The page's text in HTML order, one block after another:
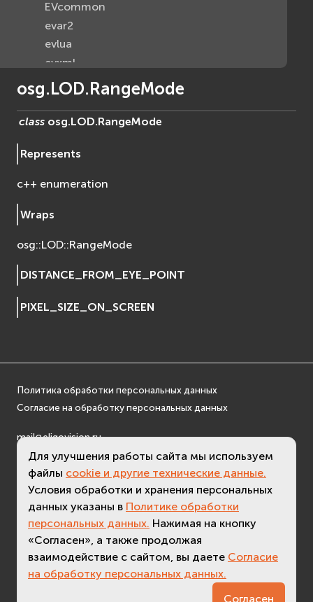
EVcommon
evar2
evlua
evxml
Граф Сцены (Scene Graph)
EVosgAV
EVosgGA
EVosgText
EVosgViewer
osgDB
osgShadow
osgUtil
osgViewer
Фаиловая система (File System)
fs
ios
Сеть (Network)
EVremoted
osg.LOD.RangeMode
class osg.LOD.RangeMode
Represents
c++ enumeration
Wraps
osg::LOD::RangeMode
DISTANCE_FROM_EYE_POINT
PIXEL_SIZE_ON_SCREEN
актуальная версия - 3.7)
Политика обработки персональных данных
Согласие на обработку персональных данных
mail@eligovision.ru
+7 (495) 740 08 16
© ООО "ЭлигоВижн", 2005-2026
Для улучшения работы сайта мы используем
файлы cookie и другие технические данные.
Условия обработки и хранения персональных
данных указаны в Политике обработки
персональных данных. Нажимая на кнопку
«Согласен», а также продолжая
взаимодействие с сайтом, вы даете Согласие
на обработку персональных данных.
Согласен